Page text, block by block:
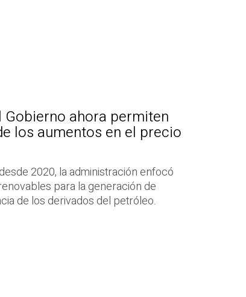
ahora permiten
los aumentos en el precio
2020, la administración enfocó
para la generación de
de los derivados del petróleo.